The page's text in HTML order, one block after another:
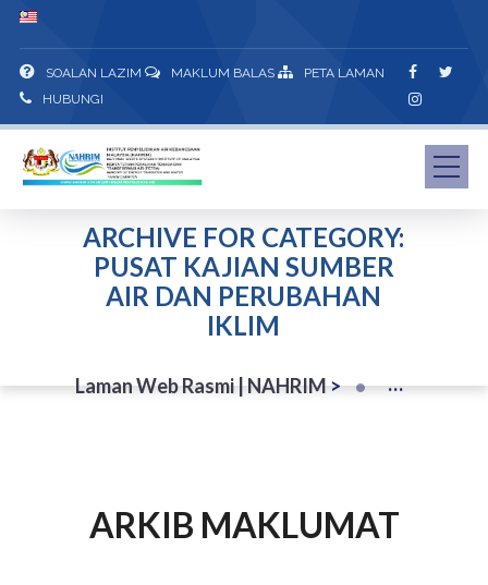
SOALAN LAZIM MAKLUM BALAS
PETA LAMAN
HUBUNGI
ARCHIVE FOR CATEGORY:
PUSAT KAJIAN SUMBER
AIR DAN PERUBAHAN
IKLIM
Laman Web Rasmi | NAHRIM>
ARKIB MAKLUMAT